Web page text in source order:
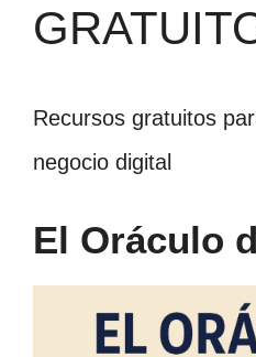
Recursos gratuitos
negocio digital
El Oráculo